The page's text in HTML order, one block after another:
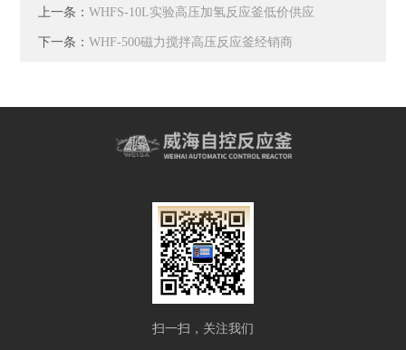
上一条：WHFS-10L实验高压加氢反应釜低价供应
下一条：WHF-500磁力搅拌高压反应釜经销商
扫一扫，关注我们